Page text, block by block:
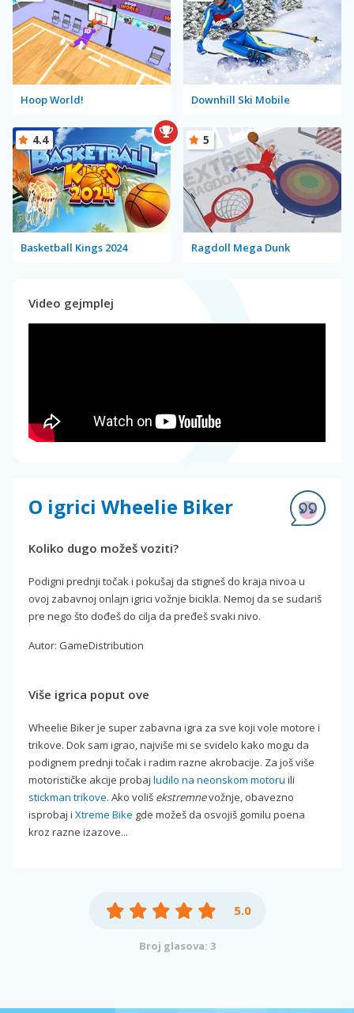
Hoop World! Downhill Ski Mobile
Basketball Kings 2024
4.4
Ragdoll Mega Dunk
5
Video gejmplej
O igrici Wheelie Biker
Koliko dugo možeš voziti?
Podigni prednji točak i pokušaj da stigneš do kraja nivoa u
ovoj zabavnoj onlajn igrici vožnje bicikla. Nemoj da se sudariš
pre nego što dođeš do cilja da pređeš svaki nivo.
Autor: GameDistribution
Više igrica poput ove
Wheelie Biker je super zabavna igra za sve koji vole motore i
trikove. Dok sam igrao, najviše mi se svidelo kako mogu da
podignem prednji točak i radim razne akrobacije. Za još više
motorističke akcije probaj ludilo na neonskom motoru ili
stickman trikove. Ako voliš ekstremnevožnje, obavezno
isprobaj i Xtreme Bike gde možeš da osvojiš gomilu poena
kroz razne izazove...
5.0
Broj glasova: 3